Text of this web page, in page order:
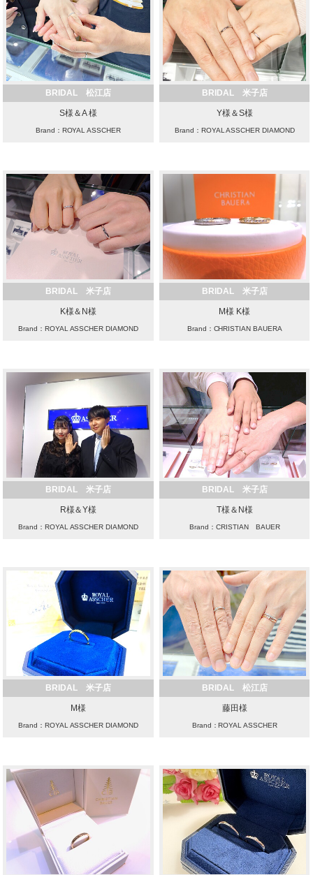
BRIDAL 松江店
S様＆A 様
Brand：ROYAL ASSCHER
BRIDAL 米子店
Y様＆S様
Brand：ROYAL ASSCHER DIAMOND
BRIDAL 米子店
K様＆N様
Brand：ROYAL ASSCHER DIAMOND
BRIDAL 米子店
M様 K様
Brand：CHRISTIAN BAUERA
BRIDAL 米子店
R様＆Y様
Brand：ROYAL ASSCHER DIAMOND
BRIDAL 米子店
T様＆N様
Brand：CRISTIAN BAUER
BRIDAL 米子店
M様
Brand：ROYAL ASSCHER DIAMOND
BRIDAL 松江店
藤田様
Brand：ROYAL ASSCHER